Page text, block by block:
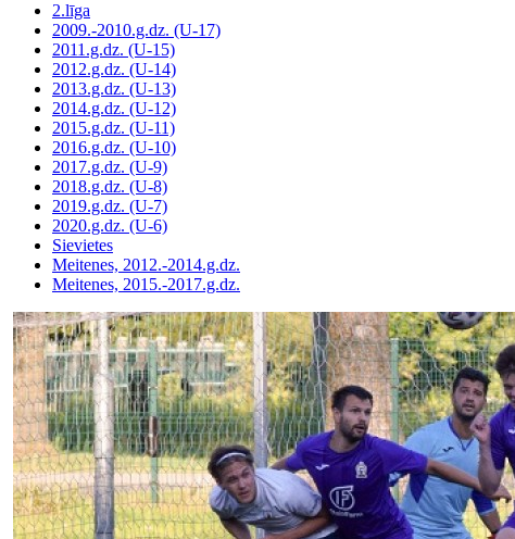
2.līga
2009.-2010.g.dz. (U-17)
2011.g.dz. (U-15)
2012.g.dz. (U-14)
2013.g.dz. (U-13)
2014.g.dz. (U-12)
2015.g.dz. (U-11)
2016.g.dz. (U-10)
2017.g.dz. (U-9)
2018.g.dz. (U-8)
2019.g.dz. (U-7)
2020.g.dz. (U-6)
Sievietes
Meitenes, 2012.-2014.g.dz.
Meitenes, 2015.-2017.g.dz.